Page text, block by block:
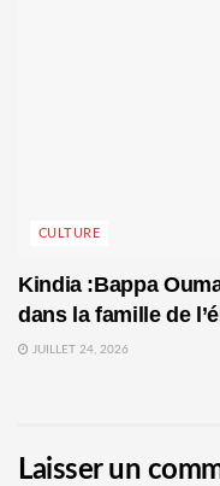
CULTURE
Kindia :Bappa
dans la famille de
JUILLET 24, 2026
Laisser un